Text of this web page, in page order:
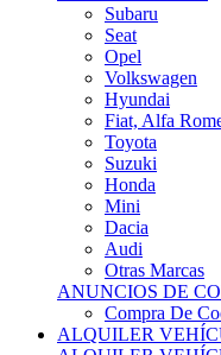
Seat
Opel
Volkswagen
Hyundai
Fiat, Alfa
Toyota
Suzuki
Honda
Mini
Dacia
Audi
Otras Marcas
ANUNCIOS DE
Compra De
ALQUILER
ALQUILER
Ofertas